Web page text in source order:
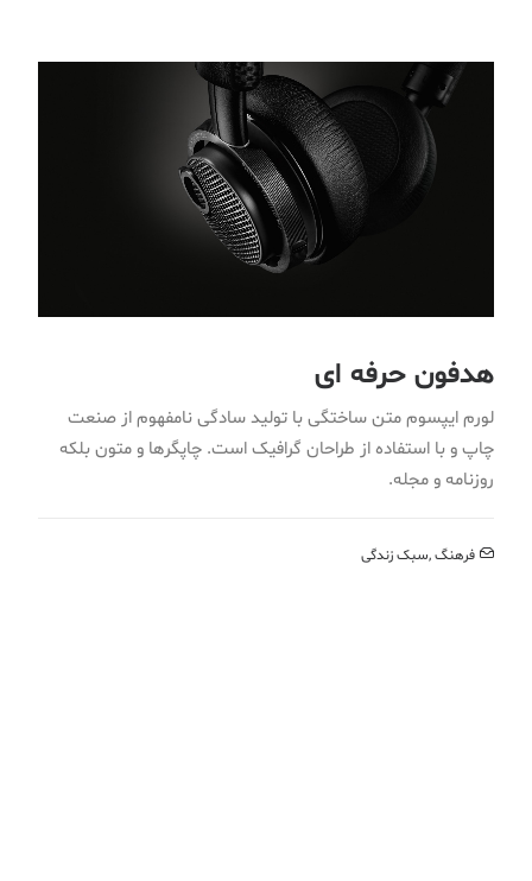
هدفون حرفه ای
لورم ایپسوم متن ساختگی با تولید سادگی نامفهوم از صنعت
چاپ و با استفاده از طراحان گرافیک است. چاپگرها و متون بلکه
روزنامه و مجله.
فرهنگ ,سبک زندگی